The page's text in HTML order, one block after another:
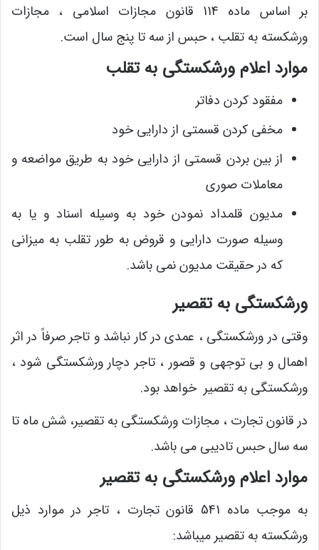
بر اساس ماده 114 قانون مجازات اسلامی ، مجازات
ورشکسته به تقلب ، حبس از سه تا پنج سال است.
موارد اعلام ورشکستگی به تقلب
مفقود کردن دفاتر
مخفی کردن قسمتی از دارایی خود
از بین بردن قسمتی از دارایی خود به طریق مواضعه و
معاملات صوری
مدیون قلمداد نمودن خود به وسیله اسناد و یا به
وسیله صورت دارایی و قروض به طور تقلب به میزانی
که در حقیقت مدیون نمی باشد.
ورشکستگی به تقصیر
وقتی در ورشکستگی ، عمدی در کار نباشد و تاجر صرفاً در اثر
اهمال و بی توجهی و قصور ، تاجر دچار ورشکستگی شود ،
ورشکستگی به تقصیر خواهد بود.
در قانون تجارت ، مجازات ورشکستگی به تقصیر، شش ماه تا
سه سال حبس تادیبی می باشد.
موارد اعلام ورشکستگی به تقصیر
به موجب ماده 541 قانون تجارت ، تاجر در موارد ذیل
ورشکسته به تقصیر میباشد: